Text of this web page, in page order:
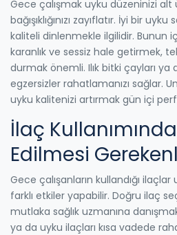
Gece çalışmak uyku düzeninizi alt
bağışıklığınızı zayıflatır. İyi bir
kaliteli dinlenmekle ilgilidir. Bunun
karanlık ve sessiz hale getirmek,
durmak önemli. Ilık bitki çayları
egzersizler rahatlamanızı sağlar.
uyku kalitenizi artırmak gün içi
İlaç
Edilmesi
Gece çalışanların kullandığı
farklı etkiler yapabilir. Doğru ilaç
mutlaka sağlık uzmanına
ya da uyku ilaçları kısa vadede